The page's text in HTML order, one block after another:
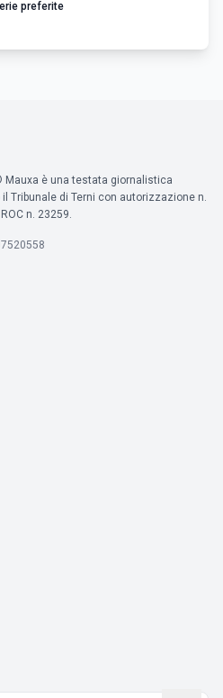
preferite
Mauxa è una testata giornalistica
Tribunale di Terni con autorizzazione n.
n. 23259.